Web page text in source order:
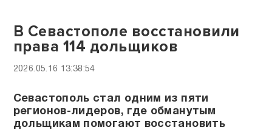
В Севастополе восстановили
права 114 дольщиков
2026.05.16 13:38:54
Севастополь стал одним из пяти
регионов-лидеров, где обманутым
дольщикам помогают восстановить